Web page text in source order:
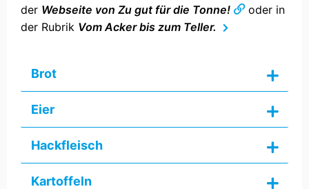
der Webseite von Zu gut für die Tonne!
oder in
der Rubrik Vom Acker bis zum Teller.
Brot
Eier
Hackfleisch
Kartoffeln